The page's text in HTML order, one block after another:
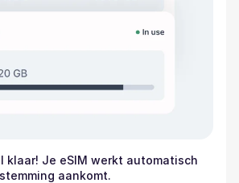
klaar! Je eSIM werkt automatisch
aankomt.